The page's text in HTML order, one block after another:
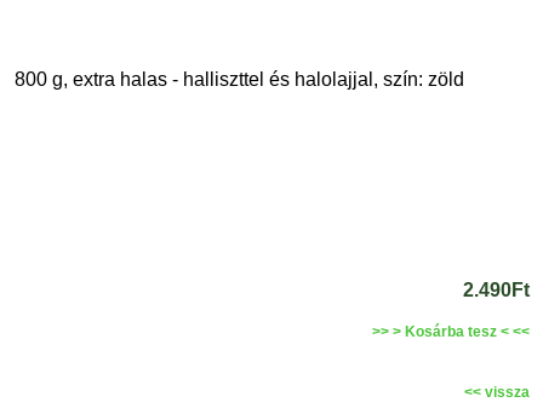
800 g, extra halas - halliszttel és halolajjal, szín: zöld
2.490Ft
>> > Kosárba tesz < <<
<< vissza